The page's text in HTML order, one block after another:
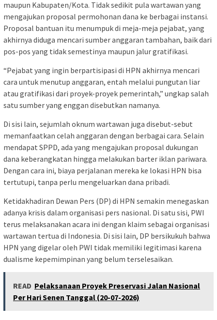
maupun Kabupaten/Kota. Tidak sedikit pula wartawan yang
mengajukan proposal permohonan dana ke berbagai instansi.
Proposal bantuan itu menumpuk di meja-meja pejabat, yang
akhirnya diduga mencari sumber anggaran tambahan, baik dari
pos-pos yang tidak semestinya maupun jalur gratifikasi.
“Pejabat yang ingin berpartisipasi di HPN akhirnya mencari
cara untuk menutup anggaran, entah melalui pungutan liar
atau gratifikasi dari proyek-proyek pemerintah,” ungkap salah
satu sumber yang enggan disebutkan namanya.
Di sisi lain, sejumlah oknum wartawan juga disebut-sebut
memanfaatkan celah anggaran dengan berbagai cara. Selain
mendapat SPPD, ada yang mengajukan proposal dukungan
dana keberangkatan hingga melakukan barter iklan pariwara.
Dengan cara ini, biaya perjalanan mereka ke lokasi HPN bisa
tertutupi, tanpa perlu mengeluarkan dana pribadi.
Ketidakhadiran Dewan Pers (DP) di HPN semakin menegaskan
adanya krisis dalam organisasi pers nasional. Di satu sisi, PWI
terus melaksanakan acara ini dengan klaim sebagai organisasi
wartawan tertua di Indonesia. Di sisi lain, DP bersikukuh bahwa
HPN yang digelar oleh PWI tidak memiliki legitimasi karena
dualisme kepemimpinan yang belum terselesaikan.
READ Pelaksanaan Proyek Preservasi Jalan Nasional
Per Hari Senen Tanggal (20-07-2026)